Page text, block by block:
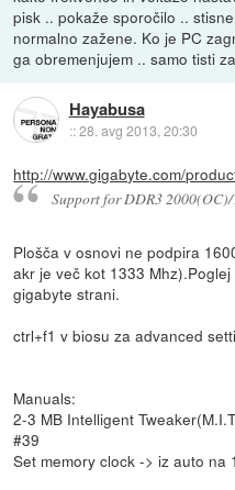
pisk .. pokaže sporočilo ..
normalno zažene. Ko je PC
ga obremenjujem .. samo tisti
Hayabusa
::28. avg 2013, 20:30
http://www.gigabyte.com/
Support for DDR3
Plošča v osnovi ne podpira
akr je več kot 1333
gigabyte strani.
ctrl+f1 v biosu za advanced
Manuals:
2-3 MB Intelligent
#39
Set memory clock -> iz auto na